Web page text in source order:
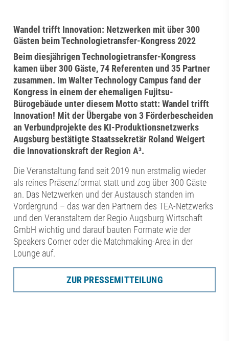
Wandel trifft Innovation: Netzwerken mit über 300
Gästen beim Technologietransfer-Kongress 2022
Beim diesjährigen Technologietransfer-Kongress
kamen über 300 Gäste, 74 Referenten und 35 Partner
zusammen. Im Walter Technology Campus fand der
Kongress in einem der ehemaligen Fujitsu-
Bürogebäude unter diesem Motto statt: Wandel trifft
Innovation! Mit der Übergabe von 3 Förderbescheiden
an Verbundprojekte des KI-Produktionsnetzwerks
Augsburg bestätigte Staatssekretär Roland Weigert
die Innovationskraft der Region A³.
Die Veranstaltung fand seit 2019 nun erstmalig wieder
als reines Präsenzformat statt und zog über 300 Gäste
an. Das Netzwerken und der Austausch standen im
Vordergrund – das war den Partnern des TEA-Netzwerks
und den Veranstaltern der Regio Augsburg Wirtschaft
GmbH wichtig und darauf bauten Formate wie der
Speakers Corner oder die Matchmaking-Area in der
Lounge auf.
ZUR PRESSEMITTEILUNG